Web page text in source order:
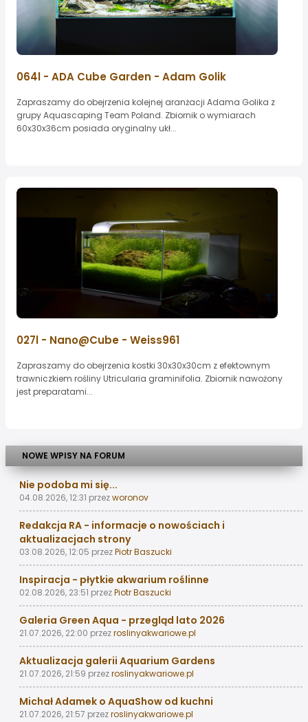
064l - ADA Cube Garden - Adam Golik
Zapraszamy do obejrzenia kolejnej aranżacji Adama Golika z
grupy Aquascaping Team Poland. Zbiornik o wymiarach
60x30x36cm posiada oryginalny ukł...
027l - Nano@Cube - Weiss961
Zapraszamy do obejrzenia kostki 30x30x30cm z efektownym
trawniczkiem rośliny Utricularia graminifolia. Zbiornik nawożony
jest preparatami...
NOWE WPISY NA FORUM
Nie podoba mi się...
04.08.2026, 12:31 przezworonov
Redakcja RA - informacje o nowościach i
aktualizacjach strony
03.08.2026, 12:05 przezPiotr Baszucki
Inspiracja - płytkie akwarium roślinne
02.08.2026, 23:51 przezPiotr Baszucki
Galeria Green Aqua - przegląd lato 2026
21.07.2026, 22:00 przezroslinyakwariowe.pl
Aktualizacja galerii Aquarium Gardens
21.07.2026, 21:59 przezroslinyakwariowe.pl
Michał Adamek o AquaShow od kuchni
21.07.2026, 21:57 przezroslinyakwariowe.pl